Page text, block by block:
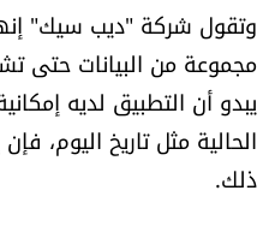
وتقول شركة "ديب سيك"
يبدو أن التطبيق لديه
الحالية مثل تاريخ اليوم،
ذلك.